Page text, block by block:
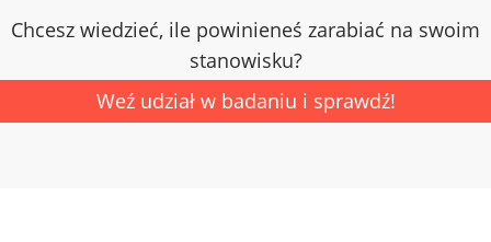
Chcesz wiedzieć, ile powinieneś zarabiać na swoim
stanowisku?
Weź udział w badaniu i sprawdź!